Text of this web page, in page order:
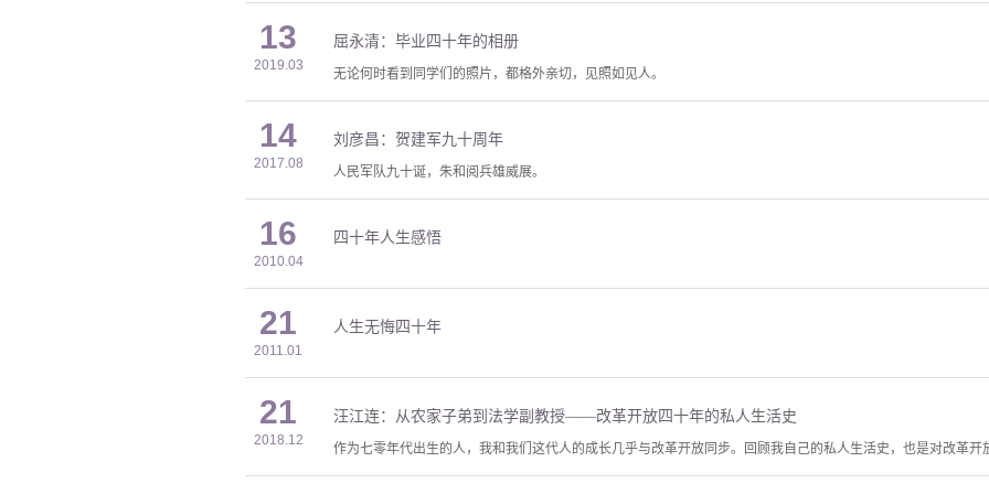
13
2019.03
屈永清：毕业四十年的相册
无论何时看到同学们的照片，都格外亲切，见照如见人。
14
2017.08
刘彦昌：贺建军九十周年
人民军队九十诞，朱和阅兵雄威展。
16
2010.04
四十年人生感悟
21
2011.01
人生无悔四十年
21
2018.12
汪江连：从农家子弟到法学副教授——改革开放四十年的私人生活史
作为七零年代出生的人，我和我们这代人的成长几乎与改革开放同步。回顾我自己的私人生活史，也是对改革开